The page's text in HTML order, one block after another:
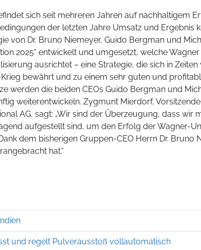
sich seit mehreren Jahren auf nachhaltigem
der letzten Jahre Umsatz und Ergebnis
von Dr. Bruno Niemeyer, Guido Bergman und
2025“ entwickelt und umgesetzt, welche
ausrichtet – eine Strategie, die sich in Zeiten
bewährt und zu einem sehr guten und
werden die beiden CEOs Guido Bergman und
weiterentwickeln. Zygmunt Mierdorf,
AG, sagt: „Wir sind der Überzeugung, dass wir
aufgestellt sind, um den Erfolg der Wagner-
dem bisherigen Gruppen-CEO Herrn Dr. Bruno
hat.“
und regelt Pulverausstoß vollautomatisch